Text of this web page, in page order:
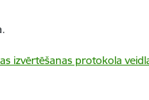
izvērtēšanas protokola